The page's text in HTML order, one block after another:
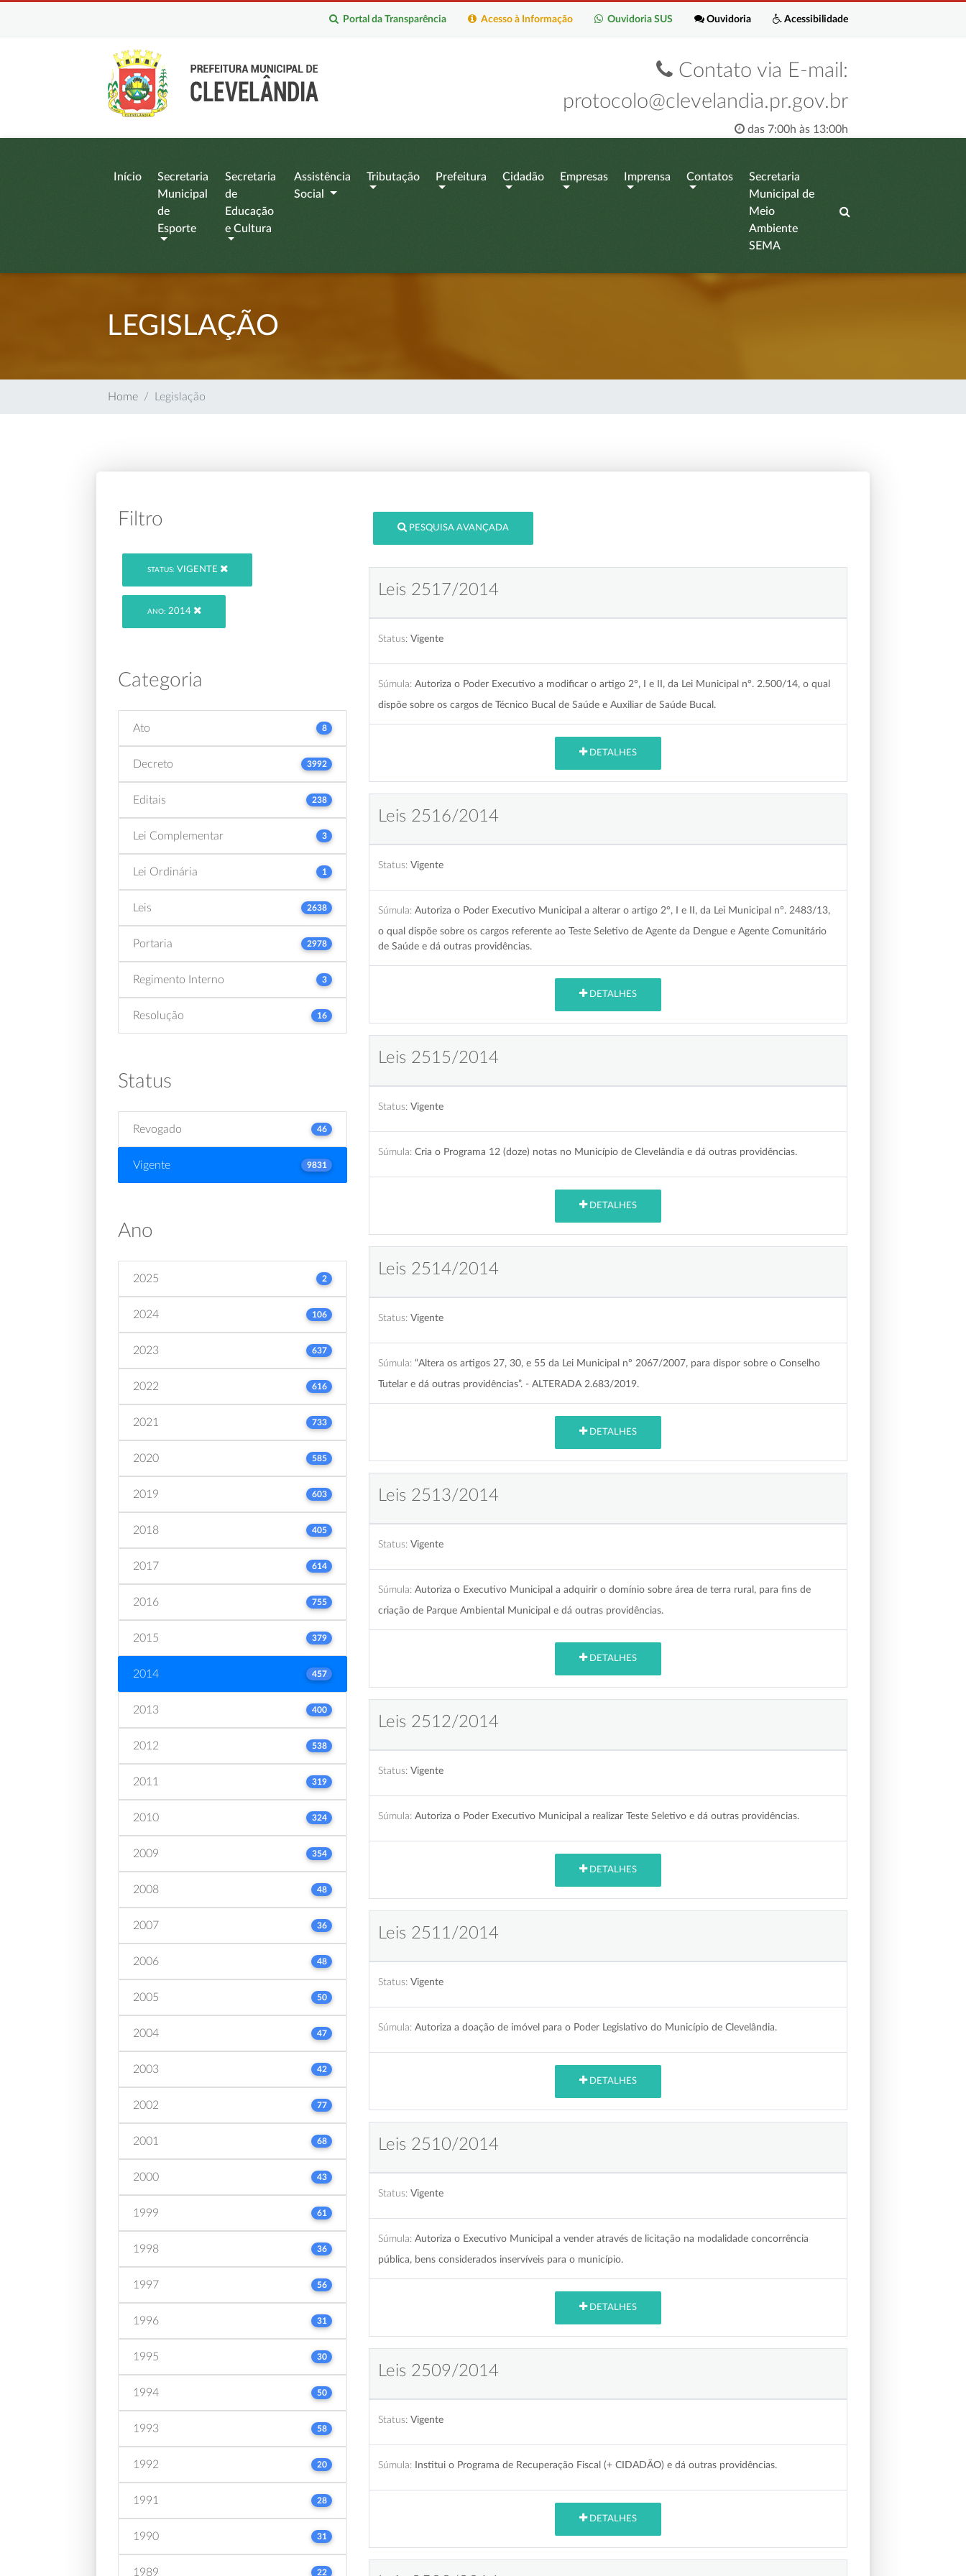
Acessibilidade
Ouvidoria
Ouvidoria SUS
Acesso à Informação
Portal da Transparência
Contato via E-mail:
protocolo@clevelandia.pr.gov.br
das 7:00h às 13:00h
Início
Secretaria
Municipal
de
Esporte
Secretaria
de
Educação
e Cultura
Assistência
Social
Tributação Prefeitura Cidadão Empresas Imprensa Contatos
Secretaria
Municipal de
Meio
Ambiente
SEMA
LEGISLAÇÃO
Home Legislação
Filtro
STATUS: VIGENTE
ANO: 2014
Categoria
Ato 8
Decreto 3992
Editais 238
Lei Complementar 3
Lei Ordinária 1
Leis 2638
Portaria 2978
Regimento Interno 3
Resolução 16
Status
Revogado 46
Vigente 9831
Ano
2025 2
2024 106
2023 637
2022 616
2021 733
2020 585
2019 603
2018 405
2017 614
2016 755
2015 379
2014 457
2013 400
2012 538
2011 319
2010 324
2009 354
2008 48
2007 36
2006 48
2005 50
2004 47
2003 42
2002 77
2001 68
2000 43
1999 61
1998 36
1997 56
1996 31
1995 30
1994 50
1993 58
1992 20
1991 28
1990 31
1989 22
PESQUISA AVANÇADA
Leis 2517/2014
Status: Vigente
Súmula: Autoriza o Poder Executivo a modificar o artigo 2°, I e II, da Lei Municipal n°. 2.500/14, o qual
dispõe sobre os cargos de Técnico Bucal de Saúde e Auxiliar de Saúde Bucal.
DETALHES
Leis 2516/2014
Status: Vigente
Súmula: Autoriza o Poder Executivo Municipal a alterar o artigo 2°, I e II, da Lei Municipal n°. 2483/13,
o qual dispõe sobre os cargos referente ao Teste Seletivo de Agente da Dengue e Agente Comunitário
de Saúde e dá outras providências.
DETALHES
Leis 2515/2014
Status: Vigente
Súmula: Cria o Programa 12 (doze) notas no Município de Clevelândia e dá outras providências.
DETALHES
Leis 2514/2014
Status: Vigente
Súmula: “Altera os artigos 27, 30, e 55 da Lei Municipal nº 2067/2007, para dispor sobre o Conselho
Tutelar e dá outras providências”. - ALTERADA 2.683/2019.
DETALHES
Leis 2513/2014
Status: Vigente
Súmula: Autoriza o Executivo Municipal a adquirir o domínio sobre área de terra rural, para fins de
criação de Parque Ambiental Municipal e dá outras providências.
DETALHES
Leis 2512/2014
Status: Vigente
Súmula: Autoriza o Poder Executivo Municipal a realizar Teste Seletivo e dá outras providências.
DETALHES
Leis 2511/2014
Status: Vigente
Súmula: Autoriza a doação de imóvel para o Poder Legislativo do Município de Clevelândia.
DETALHES
Leis 2510/2014
Status: Vigente
Súmula: Autoriza o Executivo Municipal a vender através de licitação na modalidade concorrência
pública, bens considerados inservíveis para o município.
DETALHES
Leis 2509/2014
Status: Vigente
Súmula: Institui o Programa de Recuperação Fiscal (+ CIDADÃO) e dá outras providências.
DETALHES